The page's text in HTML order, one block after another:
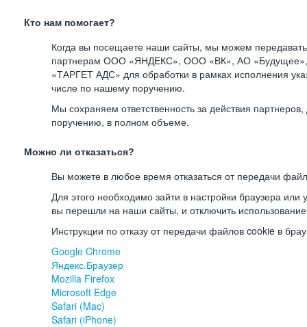
Кто нам помогает?
Когда вы посещаете наши сайты, мы можем
партнерам ООО «ЯНДЕКС», ООО «ВК», АО
«ТАРГЕТ АДС» для обработки в рамках исполнения
числе по нашему поручению.
Мы сохраняем ответственность за действия
поручению, в полном объеме.
Можно ли отказаться?
Вы можете в любое время отказаться от передачи
Для этого необходимо зайти в настройки браузера или
вы перешли на наши сайты, и отключить
Инструкции по отказу от передачи файлов cookie в
Google Chrome
Яндекс.Браузер
Mozilla Firefox
Microsoft Edge
Safari (Mac)
Safari (iPhone)